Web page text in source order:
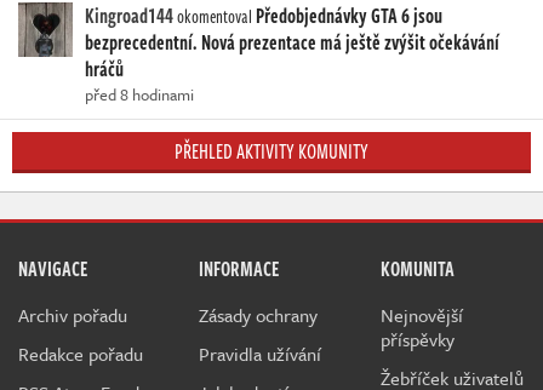
Kingroad144okomentoval Předobjednávky GTA 6 jsou
bezprecedentní. Nová prezentace má ještě zvýšit očekávání
hráčů
před 8 hodinami
PŘEHLED AKTIVITY KOMUNITY
NAVIGACE
Archiv pořadu
Redakce pořadu
INFORMACE
Zásady ochrany
Pravidla užívání
KOMUNITA
Nejnovější
příspěvky
Žebříček uživatelů